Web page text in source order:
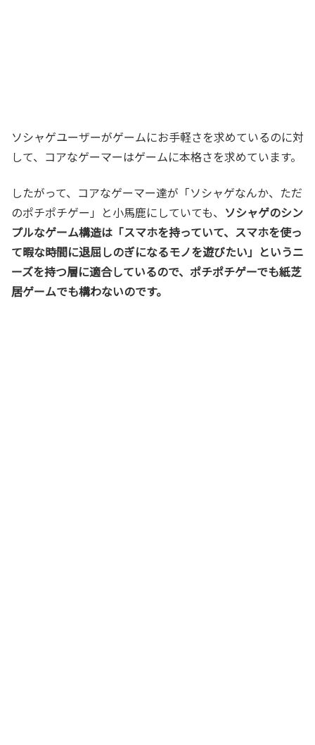
ソシャゲユーザーがゲームにお手軽さを求めているのに対
して、コアなゲーマーはゲームに本格さを求めています。
したがって、コアなゲーマー達が「ソシャゲなんか、ただ
のポチポチゲー」と小馬鹿にしていても、 ソシャゲのシン
プルなゲーム構造は「スマホを持っていて、スマホを使っ
て暇な時間に退屈しのぎになるモノを遊びたい」というニ
ーズを持つ層に適合しているので、ポチポチゲーでも紙芝
居ゲームでも構わないのです。